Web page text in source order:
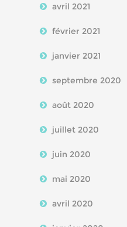
avril 2021
février 2021
janvier 2021
septembre 2020
août 2020
juillet 2020
juin 2020
mai 2020
avril 2020